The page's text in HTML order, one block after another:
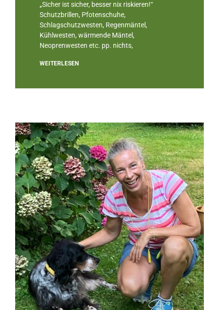
„Sicher ist sicher, besser nix riskieren!“
Schutzbrillen, Pfotenschuhe,
Schlagschutzwesten, Regenmäntel,
Kühlwesten, wärmende Mäntel,
Neoprenwesten etc. pp. nichts,
WEITERLESEN